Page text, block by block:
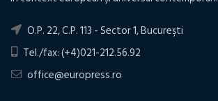
O.P. 22, C.P. 113 - Sector 1, Bucureşti
Tel./fax: (+4)021-212.56.92
office@europress.ro